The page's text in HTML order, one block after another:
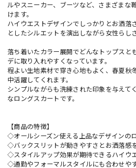
ルやスニーカー、ブーツなど、さまざまな
けます。
ハイウエストデザインでしっかりとお洒落
としたシルエットを演出しながら女性らし
落ち着いたカラー展開でどんなトップスと
デに取り入れやすくなっています。
程よい生地素材で穿き心地もよく、春夏秋
中活躍してくれます。
シンプルながらも洗練された印象を与えて
なロングスカートです。
【商品の特徴】
◇オールシーズン使える上品なデザインの
◇バックスリットが動きやすさとお洒落感
◇スタイルアップ効果が期待できるハイウ
◇通勤やフォーマルスタイルにも合わせやす